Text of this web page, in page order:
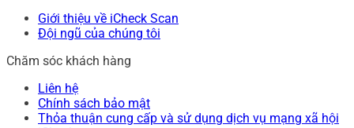
Giới thiệu về iCheck Scan
Đội ngũ của chúng tôi
Chăm sóc khách hàng
Liên hệ
Chính sách bảo mật
Thỏa thuận cung cấp và sử dụng dịch vụ mạng xã hội